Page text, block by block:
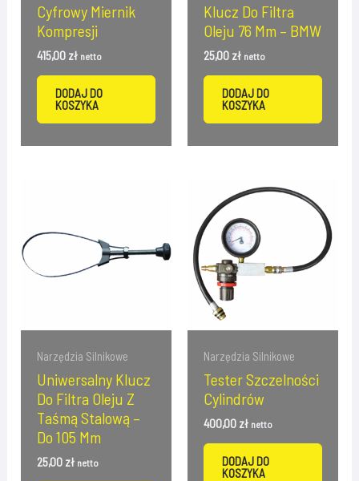
Cyfrowy Miernik
Kompresji
415,00 zł netto
DODAJ DO
KOSZYKA
Klucz Do Filtra
Oleju 76 Mm – BMW
25,00 zł netto
DODAJ DO
KOSZYKA
Narzędzia Silnikowe
Uniwersalny Klucz
Do Filtra Oleju Z
Taśmą Stalową –
Do 105 Mm
25,00 zł netto
Narzędzia Silnikowe
Tester Szczelności
Cylindrów
400,00 zł netto
DODAJ DO
KOSZYKA